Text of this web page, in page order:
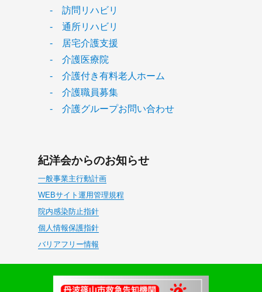
- 訪問リハビリ
- 通所リハビリ
- 居宅介護支援
- 介護医療院
- 介護付き有料老人ホーム
- 介護職員募集
- 介護グループお問い合わせ
紀洋会からのお知らせ
一般事業主行動計画
WEBサイト運用管理規程
院内感染防止指針
個人情報保護指針
バリアフリー情報